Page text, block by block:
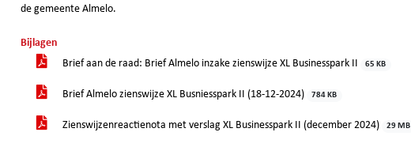
de gemeente Almelo.
Bijlagen
Brief aan de raad: Brief Almelo inzake zienswijze XL Businesspark II
65 KB
Brief Almelo zienswijze XL Busniesspark II (18-12-2024) 784 KB
Zienswijzenreactienota met verslag XL Businesspark II (december 2024) 29 MB